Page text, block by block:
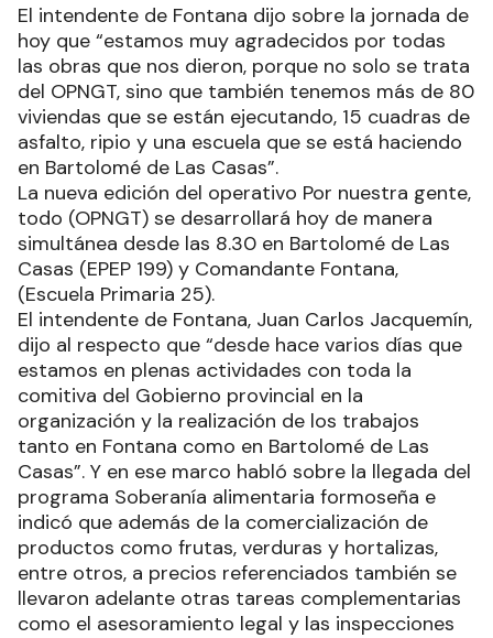
El intendente de Fontana dijo sobre la jornada de
hoy que “estamos muy agradecidos por todas
las obras que nos dieron, porque no solo se trata
del OPNGT, sino que también tenemos más de 80
viviendas que se están ejecutando, 15 cuadras de
asfalto, ripio y una escuela que se está haciendo
en Bartolomé de Las Casas”.
La nueva edición del operativo Por nuestra gente,
todo (OPNGT) se desarrollará hoy de manera
simultánea desde las 8.30 en Bartolomé de Las
Casas (EPEP 199) y Comandante Fontana,
(Escuela Primaria 25).
El intendente de Fontana, Juan Carlos Jacquemín,
dijo al respecto que “desde hace varios días que
estamos en plenas actividades con toda la
comitiva del Gobierno provincial en la
organización y la realización de los trabajos
tanto en Fontana como en Bartolomé de Las
Casas”. Y en ese marco habló sobre la llegada del
programa Soberanía alimentaria formoseña e
indicó que además de la comercialización de
productos como frutas, verduras y hortalizas,
entre otros, a precios referenciados también se
llevaron adelante otras tareas complementarias
como el asesoramiento legal y las inspecciones